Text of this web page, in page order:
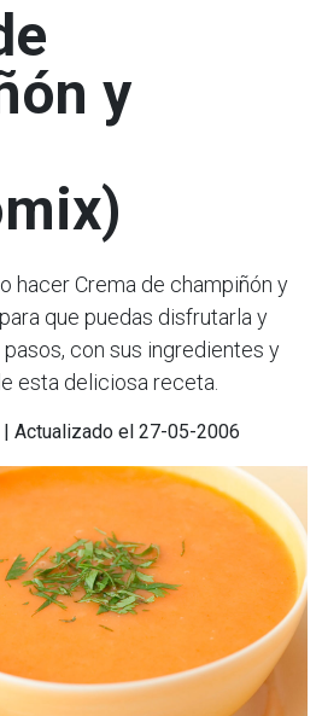
y
hacer Crema de champiñón y
que puedas disfrutarla y
con sus ingredientes y
esta deliciosa receta.
Actualizado el 27-05-2006